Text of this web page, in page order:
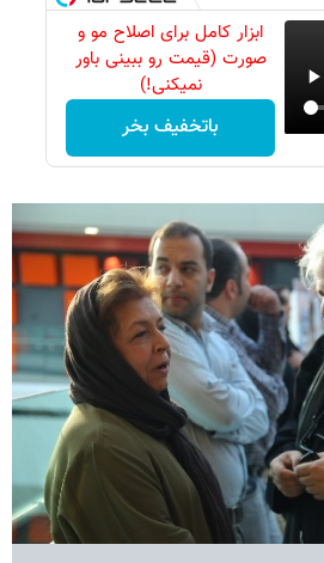
ابزار کامل برای اصلاح مو و
صورت (قیمت رو ببینی باور
نمیکنی!)
باتخفیف بخر